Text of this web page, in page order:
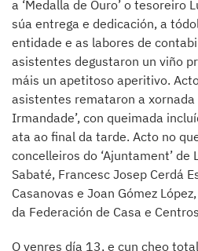
a ‘Medalla de Ouro’ o tesoreiro
súa entrega e dedicación, a
entidade e as labores de
asistentes degustaron un viño
máis un apetitoso aperitivo.
asistentes remataron a xornada
Irmandade’, con queimada
ata ao final da tarde. Acto no
concelleiros do ‘Ajuntament’ de
Sabaté, Francesc Josep Cerdá
Casanovas e Joan Gómez
da Federación de Casa e
O venres día 13, e cun cheo